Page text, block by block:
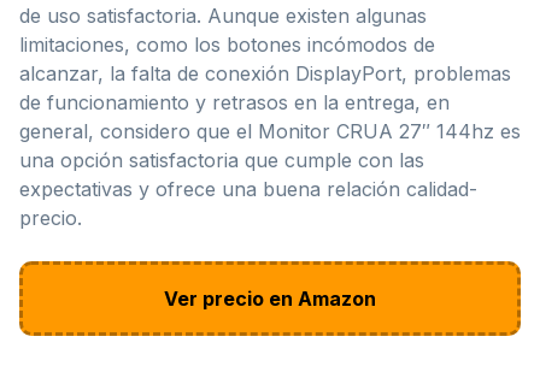
de uso satisfactoria. Aunque existen algunas
limitaciones, como los botones incómodos de
alcanzar, la falta de conexión DisplayPort, problemas
de funcionamiento y retrasos en la entrega, en
general, considero que el Monitor CRUA 27″ 144hz es
una opción satisfactoria que cumple con las
expectativas y ofrece una buena relación calidad-
precio.
Ver precio en Amazon